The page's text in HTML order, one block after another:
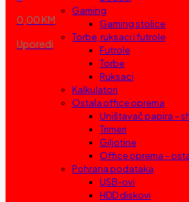
0,00 KM
Uporedi
Gaming
Gaming stolice
Torbe, ruksaci i futrole
Futrole
Torbe
Ruksaci
Kalkulatori
Ostala office oprema
Uništavač papira –
Trimeri
Giljotine
Office oprema –
Pohrana podataka
USB-ovi
HDD diskovi